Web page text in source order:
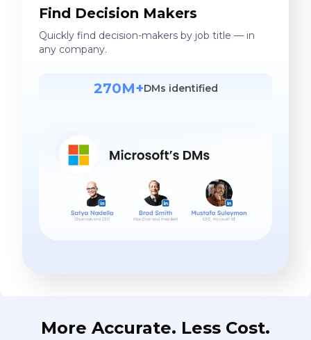
Find Decision Makers
Quickly find decision-makers by job title — in
any company.
270M+DMs identified
More Accurate. Less Cost.